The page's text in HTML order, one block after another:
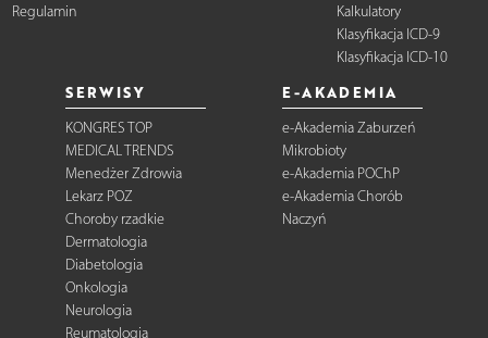
Regulamin
Kalkulatory
Klasyfikacja ICD-9
Klasyfikacja ICD-10
SERWISY
KONGRES TOP
MEDICAL TRENDS
Menedżer Zdrowia
Lekarz POZ
Choroby rzadkie
Dermatologia
Diabetologia
Onkologia
Neurologia
Reumatologia
E-AKADEMIA
e-Akademia Zaburzeń
Mikrobioty
e-Akademia POChP
e-Akademia Chorób
Naczyń